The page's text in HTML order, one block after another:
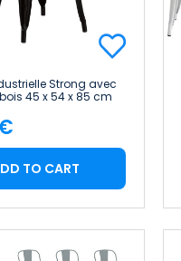
Strong avec
45 x 54 x 85 cm
TO CART